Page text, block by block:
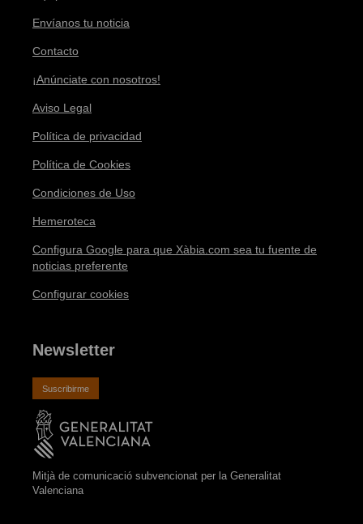
Envíanos tu noticia
Contacto
¡Anúnciate con nosotros!
Aviso Legal
Política de privacidad
Política de Cookies
Condiciones de Uso
Hemeroteca
Configura Google para que Xàbia.com sea tu fuente de
noticias preferente
Configurar cookies
Newsletter
Suscribirme
Mitjà de comunicació subvencionat per la Generalitat
Valenciana